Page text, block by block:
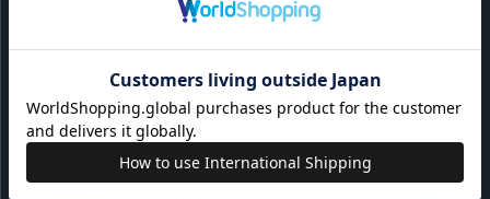
サイト利用規約
会員利用規約